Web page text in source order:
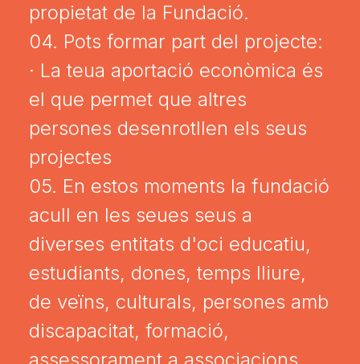
propietat de la Fundació.
04. Pots formar part del projecte:
· La teua aportació econòmica és
el que permet que altres
persones desenrotllen els seus
projectes
05. En estos moments la fundació
acull en les seues seus a
diverses entitats d'oci educatiu,
estudiants, dones, temps lliure,
de veïns, culturals, persones amb
discapacitat, formació,